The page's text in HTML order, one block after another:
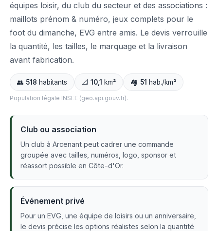
équipes loisir, du club du secteur et des associations :
maillots prénom & numéro, jeux complets pour le
foot du dimanche, EVG entre amis. Le devis verrouille
la quantité, les tailles, le marquage et la livraison
avant fabrication.
👥 518 habitants 📐 10,1 km² 🏘️ 51 hab./km²
Population légale INSEE (geo.api.gouv.fr).
Club ou association
Un club à Arcenant peut cadrer une commande
groupée avec tailles, numéros, logo, sponsor et
réassort possible en Côte-d'Or.
Événement privé
Pour un EVG, une équipe de loisirs ou un anniversaire,
le devis précise les options réalistes selon la quantité